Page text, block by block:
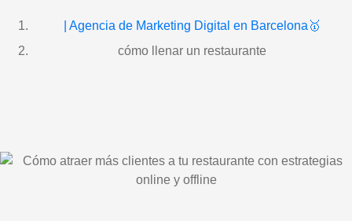
| Agencia de Marketing Digital en Barcelona🥇
cómo llenar un restaurante